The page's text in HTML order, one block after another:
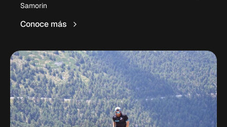
Samorin
Conoce más